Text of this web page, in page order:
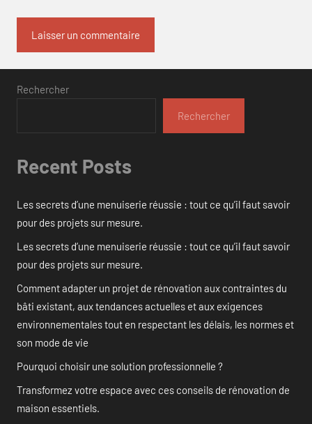
Rechercher
Rechercher
Recent Posts
Les secrets d’une menuiserie réussie : tout ce qu’il faut savoir
pour des projets sur mesure.
Les secrets d’une menuiserie réussie : tout ce qu’il faut savoir
pour des projets sur mesure.
Comment adapter un projet de rénovation aux contraintes du
bâti existant, aux tendances actuelles et aux exigences
environnementales tout en respectant les délais, les normes et
son mode de vie
Pourquoi choisir une solution professionnelle ?
Transformez votre espace avec ces conseils de rénovation de
maison essentiels.